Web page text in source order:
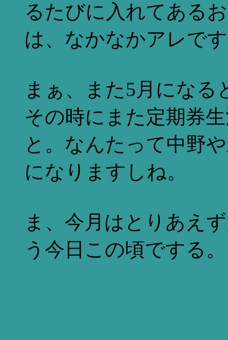
るたびに入れてある
は、なかなかアレで
まぁ、また5月になる
その時にまた定期券
と。なんたって中野
になりますしね。
ま、今月はとりあえ
う今日この頃でする。